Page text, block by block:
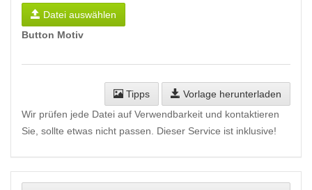
Datei auswählen
Button Motiv
Tipps
Vorlage herunterladen
Wir prüfen jede Datei auf Verwendbarkeit und kontaktieren
Sie, sollte etwas nicht passen. Dieser Service ist inklusive!